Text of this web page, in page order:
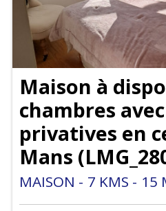
Maison à
chambres
privatives en
Mans (
MAISON 7 KMS 15